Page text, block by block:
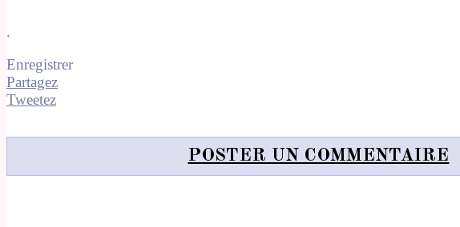
.
Enregistrer
Partagez
Tweetez
POSTER UN COMMENTAIRE